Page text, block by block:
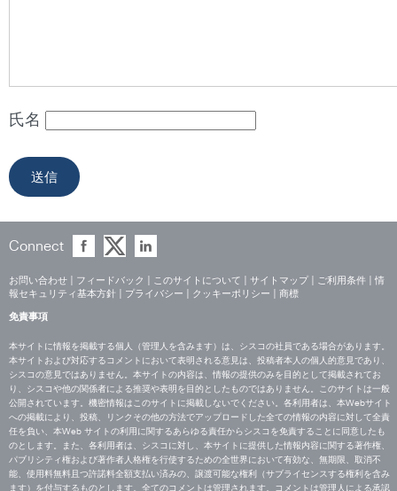
氏名
Connect
お問い合わせ フィードバック このサイトについて サイトマップ ご利用条件
情
報セキュリティ基本方針
プライバシー クッキーポリシー 商標
免責事項
本サイトに情報を掲載する個人（管理人を含みます）は、シスコの社員である場合があります。
本サイトおよび対応するコメントにおいて表明される意見は、投稿者本人の個人的意見であり、
シスコの意見ではありません。本サイトの内容は、情報の提供のみを目的として掲載されてお
り、シスコや他の関係者による推奨や表明を目的としたものではありません。このサイトは一般
公開されています。機密情報はこのサイトに掲載しないでください。各利用者は、本Webサイト
への掲載により、投稿、リンクその他の方法でアップロードした全ての情報の内容に対して全責
任を負い、本Web サイトの利用に関するあらゆる責任からシスコを免責することに同意したも
のとします。また、各利用者は、シスコに対し、本サイトに提供した情報内容に関する著作権、
パブリシティ権および著作者人格権を行使するための全世界において有効な、無期限、取消不
能、使用料無料且つ許諾料全額支払い済みの、譲渡可能な権利（サブライセンスする権利を含み
ます）を付与するものとします。全てのコメントは管理されます。コメントは管理人による承認